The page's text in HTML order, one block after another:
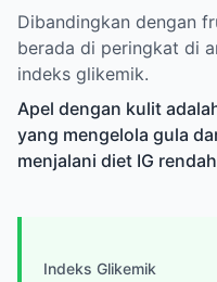
Dibandingkan dengan
berada di peringkat di
indeks glikemik.
Apel dengan kulit
yang mengelola gula
menjalani diet IG
Indeks Glikemik